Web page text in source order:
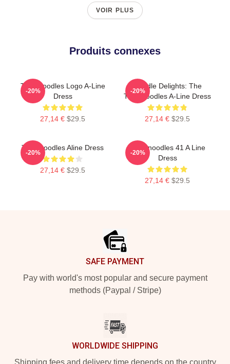
VOIR PLUS
Produits connexes
Thinknoodles Logo A-Line
Dress
27,14 € $29.5
-20%
Noodle Delights: The
Thinknoodles A-Line Dress
27,14 € $29.5
-20%
Thinknoodles Aline Dress
27,14 € $29.5
-20%
Thinknoodles 41 A Line
Dress
27,14 € $29.5
-20%
SAFE PAYMENT
Pay with world's most popular and secure payment
methods (Paypal / Stripe)
WORLDWIDE SHIPPING
Shipping fees and delivery time depends on the country